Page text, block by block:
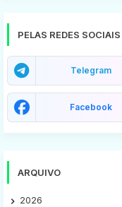
PELAS REDES SOCIAIS
Telegram
Facebook
ARQUIVO
2026